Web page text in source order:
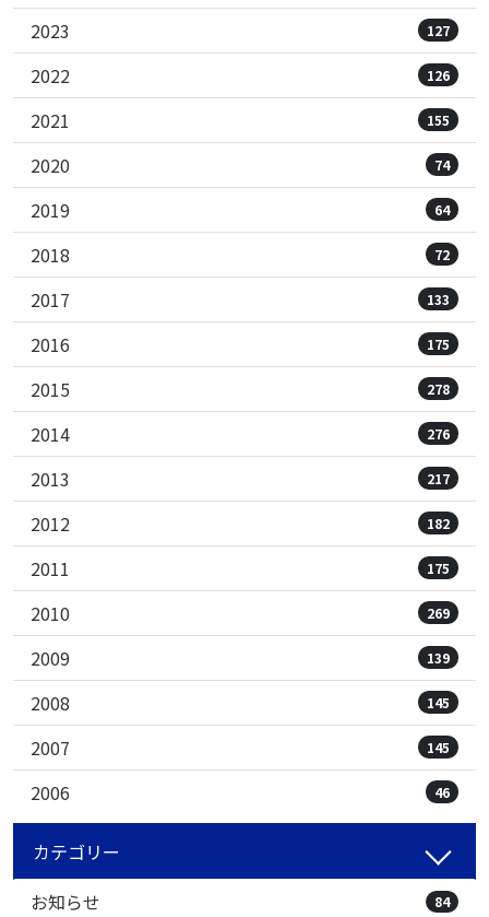
2023 127
2022 126
2021 155
2020 74
2019 64
2018 72
2017 133
2016 175
2015 278
2014 276
2013 217
2012 182
2011 175
2010 269
2009 139
2008 145
2007 145
2006 46
カテゴリー
お知らせ
84